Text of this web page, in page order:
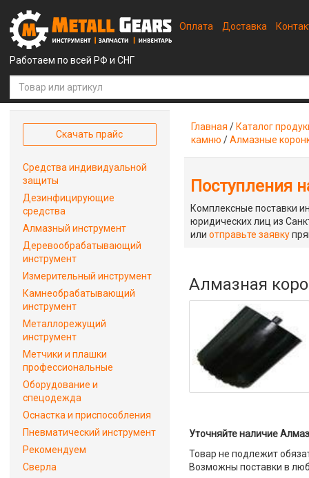
Работаем по всей РФ и СНГ
Оплата Доставка
Главная / Каталог
камню /Алмазные
Поступления
Комплексные поставки
юридических лиц из
илиотправьте заявку
Алмазная
Уточняйте наличие
Товар не подлежит
Возможны поставки в
Скачать прайс
Средства индивидуальной
защиты
Дезинфицирующие
средства
Алмазный инструмент
Деревообрабатывающий
инструмент
Измерительный инструмент
Камнеобрабатывающий
инструмент
Металлорежущий
инструмент
Метчики и плашки
профессиональные
Оборудование и
спецодежда
Оснастка и приспособления
Пневматический инструмент
Рекомендуем
Сверла